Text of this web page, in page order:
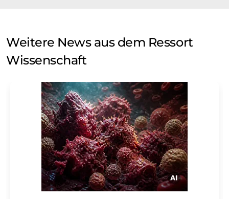
Weitere News aus dem Ressort
Wissenschaft